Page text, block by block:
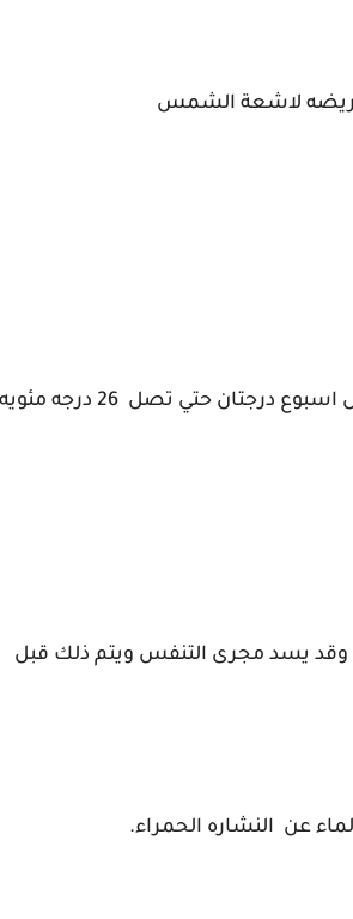
لاشعة الشمس
وقد يسد مجرى التنفس ويتم ذلك قبل
عن النشاره الحمراء.